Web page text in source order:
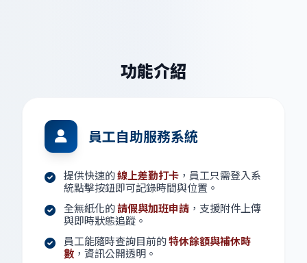
功能介紹
員工自助服務系統
提供快速的線上差勤打卡 ，員工只需登入系
統點擊按鈕即可記錄時間與位置。
全無紙化的請假與加班申請 ，支援附件上傳
與即時狀態追蹤。
員工能隨時查詢目前的特休餘額與補休時
數 ，資訊公開透明。